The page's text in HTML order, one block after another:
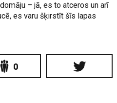
– jā, es to atceros un arī
es varu šķirstīt šīs lapas
0